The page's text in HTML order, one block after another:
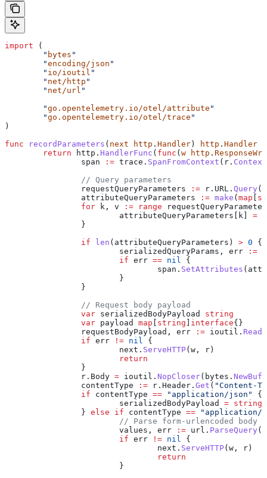
import (
	"
bytes "
	"
encoding/json "
	"
io/ioutil "
	"
net/http "
	"
net/url "
	"
go.opentelemetry.io/otel/attribute "
	"
go.opentelemetry.io/otel/trace "
)
func recordParameters ( next http . Handler) http . Handler
	return
http . HandlerFunc ( func (w http .
		span
:= trace . SpanFromContext ( r . Context
		// Query parameters
		requestQueryParameters
:= r . URL . Query ()
		attributeQueryParameters
:= make (map [
		for
k , v := range
			attributeQueryParameters
[ k ] =
		}
		if
len ( attributeQueryParameters ) > 0 {
			serializedQueryParams
, err :=
			if
err == nil
{
				span
. SetAttributes (
			}
		}
		// Request body payload
		var
serializedBodyPayload
string
		var
payload map [ string ] interface{}
		requestBodyPayload
, err := ioutil .
		if
err != nil
{
			next
. ServeHTTP(w , r)
			return
		}
		r
. Body = ioutil . NopCloser( bytes .
		contentType
:= r . Header . Get ( "Content-
		if
contentType == "application/json"
{
			serializedBodyPayload
= string
		}
else if contentType == "application/x-
			// Parse form-urlencoded body
			values
, err := url . ParseQuery (
			if
err != nil
{
				next
. ServeHTTP(w , r)
				return
			}